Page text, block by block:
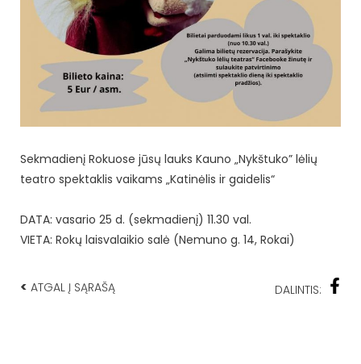
Sekmadienį Rokuose jūsų lauks Kauno „Nykštuko” lėlių
teatro spektaklis vaikams „Katinėlis ir gaidelis“
DATA: vasario 25 d. (sekmadienį) 11.30 val.
VIETA: Rokų laisvalaikio salė (Nemuno g. 14, Rokai)
< ATGAL Į SĄRAŠĄ DALINTIS: